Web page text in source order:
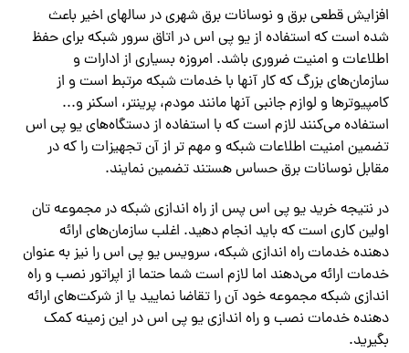
افزایش قطعی برق و نوسانات برق شهری در سالهای اخیر باعث
شده است که استفاده از یو پی اس در اتاق سرور شبکه برای حفظ
اطلاعات و امنیت ضروری باشد. امروزه بسیاری از ادارات و
سازمان‌‌های بزرگ که کار آنها با خدمات شبکه مرتبط است و از
کامپیوترها و لوازم جانبی آنها مانند مودم، پرینتر، اسکنر و‌.‌‌..
استفاده‌ می‌کنند لازم است که با استفاده از دستگاه‌‌های یو پی اس
تضمین امنیت اطلاعات شبکه و مهم تر از آن تجهیزات را که در
مقابل نوسانات برق حساس هستند تضمین نمایند.
در نتیجه خرید یو پی اس پس از راه اندازی شبکه در مجموعه تان
اولین کاری است که باید انجام دهید. اغلب سازمان‌‌های ارائه
دهنده خدمات راه اندازی شبکه، سرویس یو پی اس را نیز به عنوان
خدمات ارائه‌ می‌دهند اما لازم است شما حتما از اپراتور نصب و راه
اندازی شبکه مجموعه خود آن را تقاضا نمایید یا از شرکت‌‌های ارائه
دهنده خدمات نصب و راه اندازی یو پی اس در این زمینه کمک
بگیرید.